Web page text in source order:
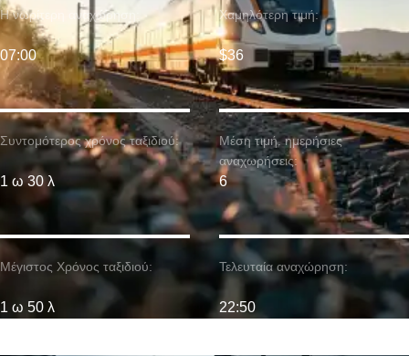
Συντομότερος χρόνος ταξιδιού:
1 ω 30 λ
Η νωρίτερη αναχώρηση:
07:00
Μέγιστος Χρόνος ταξιδιού:
1 ω 50 λ
Χαμηλότερη τιμή:
$36
Μέση τιμή. ημερήσιες
αναχωρήσεις:
6
Τελευταία αναχώρηση:
22:50